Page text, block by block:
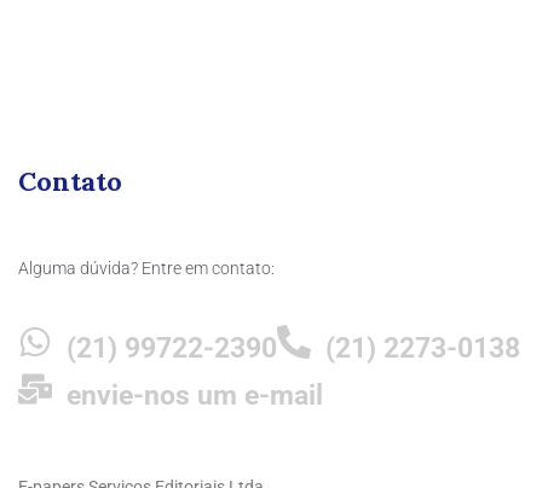
Contato
Alguma dúvida? Entre em contato:
(21) 99722-2390
(21) 2273-0138
envie-nos um e-mail